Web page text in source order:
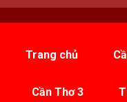
Trang chủ
Cần Thơ 3